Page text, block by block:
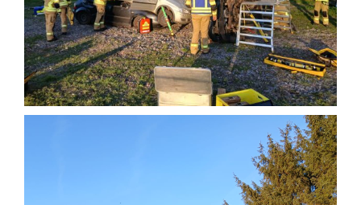
Einsatzticker